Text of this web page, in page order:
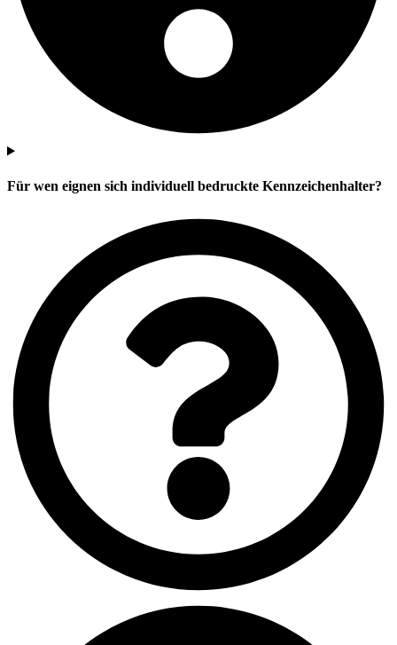
Für wen eignen sich individuell bedruckte Kennzeichenhalter?